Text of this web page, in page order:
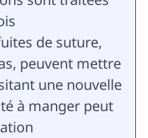
de suture,
peuvent mettre
une nouvelle
à manger peut